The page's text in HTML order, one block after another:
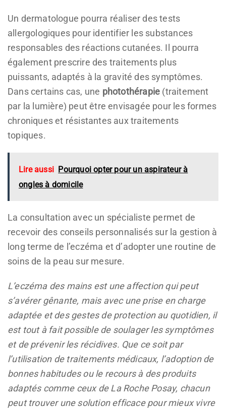
Un dermatologue pourra réaliser des tests
allergologiques pour identifier les substances
responsables des réactions cutanées. Il pourra
également prescrire des traitements plus
puissants, adaptés à la gravité des symptômes.
Dans certains cas, une photothérapie (traitement
par la lumière) peut être envisagée pour les formes
chroniques et résistantes aux traitements
topiques.
Lire aussi Pourquoi opter pour un aspirateur à
ongles à domicile
La consultation avec un spécialiste permet de
recevoir des conseils personnalisés sur la gestion à
long terme de l’eczéma et d’adopter une routine de
soins de la peau sur mesure.
L’eczéma des mains est une affection qui peut
s’avérer gênante, mais avec une prise en charge
adaptée et des gestes de protection au quotidien, il
est tout à fait possible de soulager les symptômes
et de prévenir les récidives. Que ce soit par
l’utilisation de traitements médicaux, l’adoption de
bonnes habitudes ou le recours à des produits
adaptés comme ceux de La Roche Posay, chacun
peut trouver une solution efficace pour mieux vivre